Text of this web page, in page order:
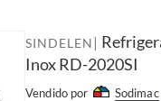
SINDELEN |
Inox RD-2020SI
Vendido por Sodimac